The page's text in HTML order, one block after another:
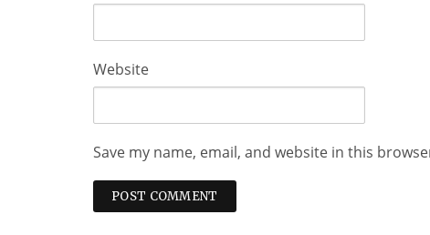
Website
Save my name, email, and website in this